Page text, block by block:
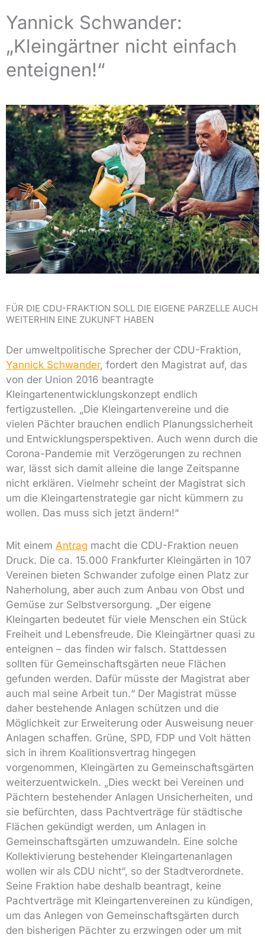
Yannick Schwander:
„Kleingärtner nicht einfach
enteignen!“
FÜR DIE CDU-FRAKTION SOLL DIE EIGENE PARZELLE AUCH
WEITERHIN EINE ZUKUNFT HABEN
Der umweltpolitische Sprecher der CDU-Fraktion,
Yannick Schwander, fordert den Magistrat auf, das
von der Union 2016 beantragte
Kleingartenentwicklungskonzept endlich
fertigzustellen. „Die Kleingartenvereine und die
vielen Pächter brauchen endlich Planungssicherheit
und Entwicklungsperspektiven. Auch wenn durch die
Corona-Pandemie mit Verzögerungen zu rechnen
war, lässt sich damit alleine die lange Zeitspanne
nicht erklären. Vielmehr scheint der Magistrat sich
um die Kleingartenstrategie gar nicht kümmern zu
wollen. Das muss sich jetzt ändern!“
Mit einem Antrag macht die CDU-Fraktion neuen
Druck. Die ca. 15.000 Frankfurter Kleingärten in 107
Vereinen bieten Schwander zufolge einen Platz zur
Naherholung, aber auch zum Anbau von Obst und
Gemüse zur Selbstversorgung. „Der eigene
Kleingarten bedeutet für viele Menschen ein Stück
Freiheit und Lebensfreude. Die Kleingärtner quasi zu
enteignen – das finden wir falsch. Stattdessen
sollten für Gemeinschaftsgärten neue Flächen
gefunden werden. Dafür müsste der Magistrat aber
auch mal seine Arbeit tun.“ Der Magistrat müsse
daher bestehende Anlagen schützen und die
Möglichkeit zur Erweiterung oder Ausweisung neuer
Anlagen schaffen. Grüne, SPD, FDP und Volt hätten
sich in ihrem Koalitionsvertrag hingegen
vorgenommen, Kleingärten zu Gemeinschaftsgärten
weiterzuentwickeln. „Dies weckt bei Vereinen und
Pächtern bestehender Anlagen Unsicherheiten, und
sie befürchten, dass Pachtverträge für städtische
Flächen gekündigt werden, um Anlagen in
Gemeinschaftsgärten umzuwandeln. Eine solche
Kollektivierung bestehender Kleingartenanlagen
wollen wir als CDU nicht“, so der Stadtverordnete.
Seine Fraktion habe deshalb beantragt, keine
Pachtverträge mit Kleingartenvereinen zu kündigen,
um das Anlegen von Gemeinschaftsgärten durch
den bisherigen Pächter zu erzwingen oder um mit